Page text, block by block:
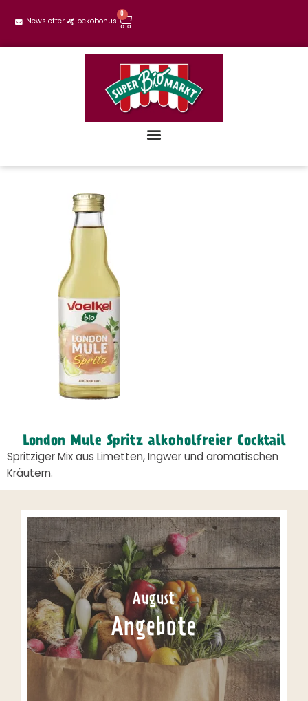
Newsletter oekobonus
0
London Mule Spritz alkoholfreier Cocktail
Spritziger Mix aus Limetten, Ingwer und aromatischen
Kräutern.
August
Angebote